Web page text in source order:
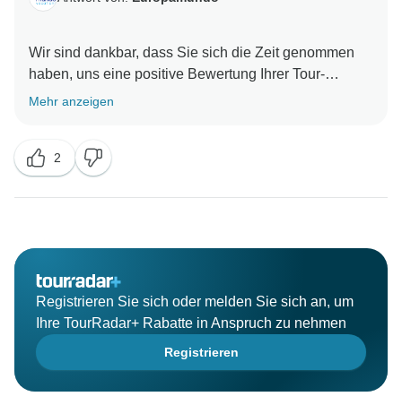
Wir sind dankbar, dass Sie sich die Zeit genommen
haben, uns eine positive Bewertung Ihrer Tour-
Erfahrung zu geben. Wir freuen uns sehr über Ihre
Reiseleiter das Herzstück jeder Tour sind, da sie die
Fähigkeit haben, unvergessliche Erinnerungen für
unsere Passagiere zu schaffen. Europamundo Team :)
Mehr anzeigen
2
Registrieren Sie sich oder melden Sie sich an, um
Ihre TourRadar+ Rabatte in Anspruch zu nehmen
Registrieren